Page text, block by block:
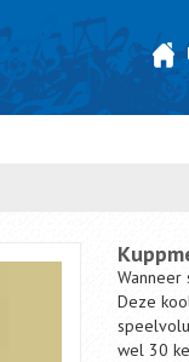
Deze
wel 30